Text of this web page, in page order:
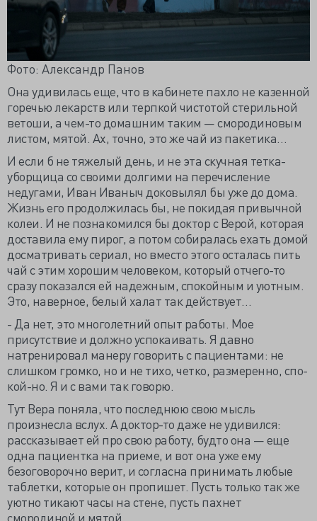
Фото: Александр Панов
Она удивилась еще, что в кабинете пахло не казенной
горечью лекарств или терпкой чистотой стерильной
ветоши, а чем-то домашним таким — смородиновым
листом, мятой. Ах, точно, это же чай из пакетика…
И если б не тяжелый день, и не эта скучная тетка-
уборщица со своими долгими на перечисление
недугами, Иван Иваныч доковылял бы уже до дома.
Жизнь его продолжилась бы, не покидая привычной
колеи. И не познакомился бы доктор с Верой, которая
доставила ему пирог, а потом собиралась ехать домой
досматривать сериал, но вместо этого осталась пить
чай с этим хорошим человеком, который отчего-то
сразу показался ей надежным, спокойным и уютным.
Это, наверное, белый халат так действует…
- Да нет, это многолетний опыт работы. Мое
присутствие и должно успокаивать. Я давно
натренировал манеру говорить с пациентами: не
слишком громко, но и не тихо, четко, размеренно, спо-
кой-но. Я и с вами так говорю.
Тут Вера поняла, что последнюю свою мысль
произнесла вслух. А доктор-то даже не удивился:
рассказывает ей про свою работу, будто она — еще
одна пациентка на приеме, и вот она уже ему
безоговорочно верит, и согласна принимать любые
таблетки, которые он пропишет. Пусть только так же
уютно тикают часы на стене, пусть пахнет
смородиной и мятой…